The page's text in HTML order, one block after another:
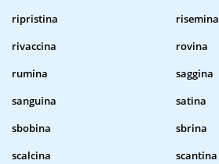
ripristina
risemina
rivaccina
rovina
rumina
saggina
sanguina
satina
sbobina
sbrina
scalcina
scantina